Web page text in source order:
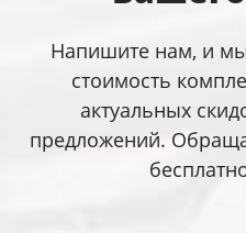
Напишите нам, и
стоимость
актуальных
предложений.